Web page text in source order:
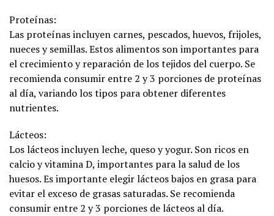
Proteínas:
Las proteínas incluyen carnes, pescados, huevos, frijoles,
nueces y semillas. Estos alimentos son importantes para
el crecimiento y reparación de los tejidos del cuerpo. Se
recomienda consumir entre 2 y 3 porciones de proteínas
al día, variando los tipos para obtener diferentes
nutrientes.
Lácteos:
Los lácteos incluyen leche, queso y yogur. Son ricos en
calcio y vitamina D, importantes para la salud de los
huesos. Es importante elegir lácteos bajos en grasa para
evitar el exceso de grasas saturadas. Se recomienda
consumir entre 2 y 3 porciones de lácteos al día.